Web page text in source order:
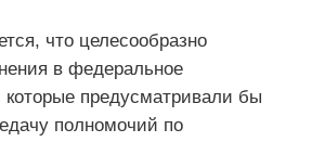
что целесообразно
в федеральное
которые предусматривали бы
полномочий по